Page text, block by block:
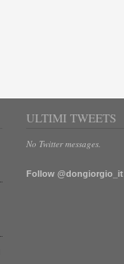
ULTIMI TWEETS
No Twitter messages.
Follow @dongiorgio_it